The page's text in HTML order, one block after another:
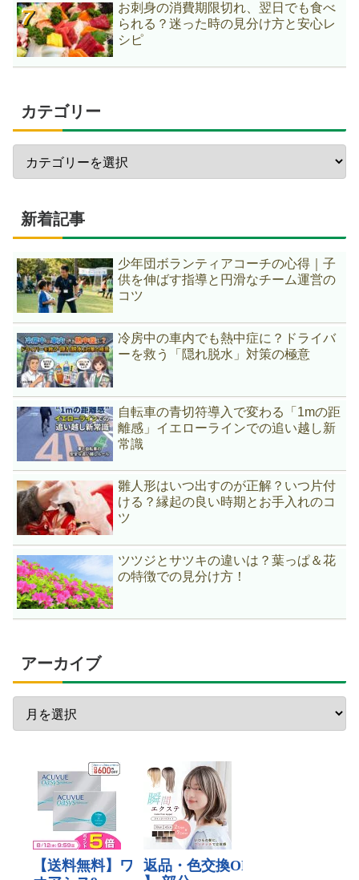
お刺身の消費期限切れ、翌日でも食べ
られる？迷った時の見分け方と安心レ
シピ
カテゴリー
新着記事
少年団ボランティアコーチの心得｜子
供を伸ばす指導と円滑なチーム運営の
コツ
冷房中の車内でも熱中症に？ドライバ
ーを救う「隠れ脱水」対策の極意
自転車の青切符導入で変わる「1mの距
離感」イエローラインでの追い越し新
常識
雛人形はいつ出すのが正解？いつ片付
ける？縁起の良い時期とお手入れのコ
ツ
ツツジとサツキの違いは？葉っぱ＆花
の特徴での見分け方！
アーカイブ